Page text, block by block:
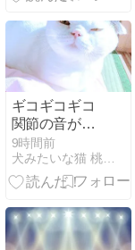
ギコギコギコ
関節の音がす
るお父さん🙎
💦
9時間前
犬みたいな猫 桃太郎 虹の宇宙船